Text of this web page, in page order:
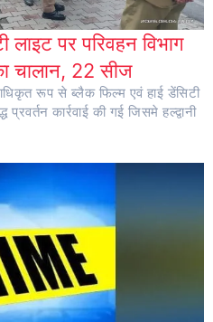
पर परिवहन विभाग
चालान, 22 सीज
रूप से ब्लैक फिल्म एवं हाई डेंसिटी
कार्रवाई की गई जिसमे हल्द्वानी